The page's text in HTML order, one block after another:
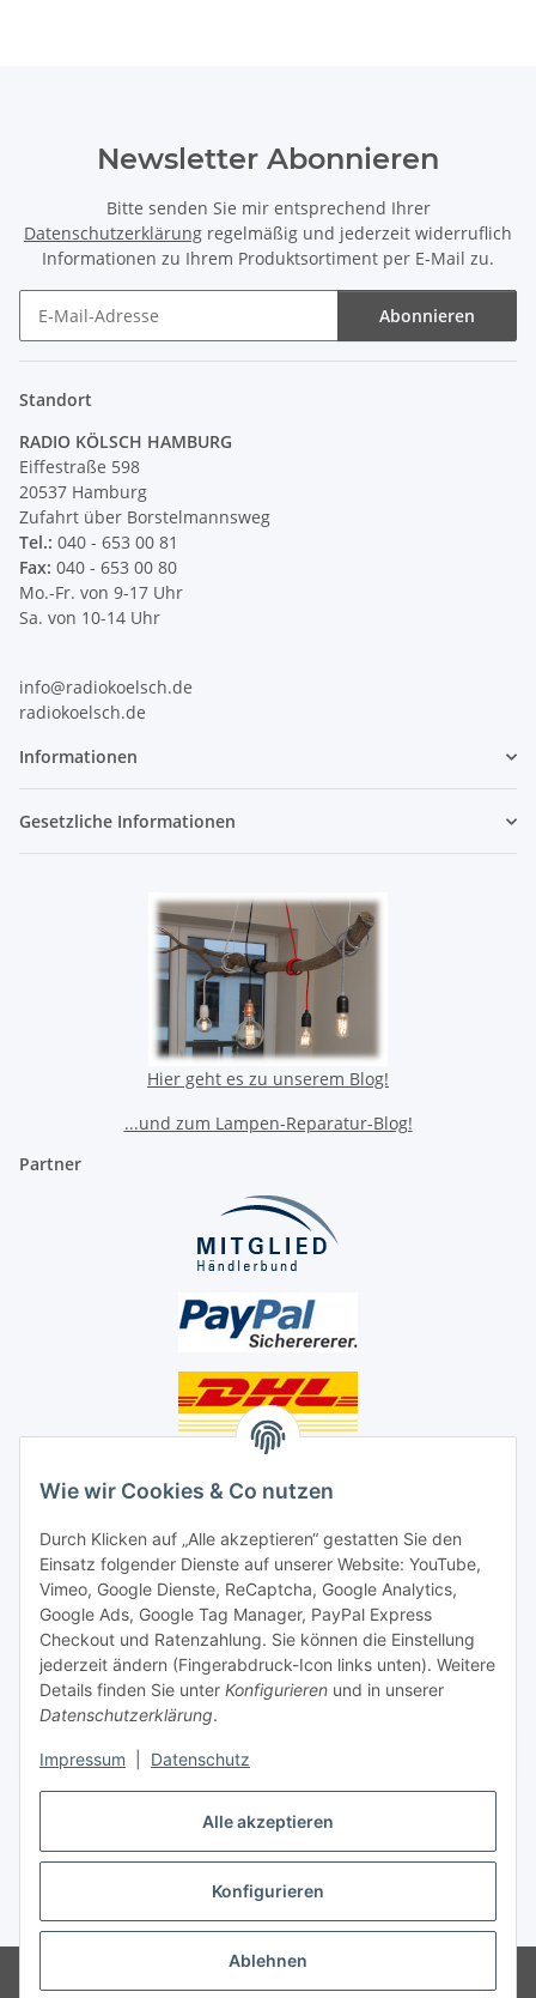
Alle akzeptieren
Konfigurieren
Ablehnen
Wie wir Cookies & Co nutzen
Durch Klicken auf „Alle akzeptieren“ gestatten Sie den
Einsatz folgender Dienste auf unserer Website: YouTube,
Vimeo, Google Dienste, ReCaptcha, Google Analytics,
Google Ads, Google Tag Manager, PayPal Express
Checkout und Ratenzahlung. Sie können die Einstellung
jederzeit ändern (Fingerabdruck-Icon links unten). Weitere
Details finden Sie unter Konfigurieren und in unserer
Datenschutzerklärung.
Impressum Datenschutz
Newsletter Abonnieren
Bitte senden Sie mir entsprechend Ihrer
Datenschutzerklärung regelmäßig und jederzeit widerruflich
Informationen zu Ihrem Produktsortiment per E-Mail zu.
Abonnieren
Standort
RADIO KÖLSCH HAMBURG
Eiffestraße 598
20537 Hamburg
Zufahrt über Borstelmannsweg
Tel.: 040 - 653 00 81
Fax: 040 - 653 00 80
Mo.-Fr. von 9-17 Uhr
Sa. von 10-14 Uhr
info@radiokoelsch.de
radiokoelsch.de
Informationen
Gesetzliche Informationen
Hier geht es zu unserem Blog!
...und zum Lampen-Reparatur-Blog!
Partner
Social Media
Unsere Dienstleistungen
Lampenreparatur
Lichtservice für Senioren
Vertrag widerrufen
* Alle Preise inkl. gesetzlicher USt., ** siehe Lieferbedingungen, zzgl.
Versand